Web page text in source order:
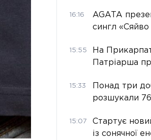
16:16
AGATA
сингл «Сяйво
15:55
На
Патріарша
15:33
Понад три
розшукали
15:07
Стартує
із сонячної